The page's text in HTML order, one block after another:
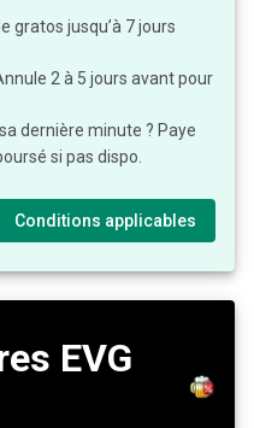
gratos jusqu’à 7 jours
2 à 5 jours avant pour
dernière minute ? Paye
si pas dispo.
Conditions applicables
EVG